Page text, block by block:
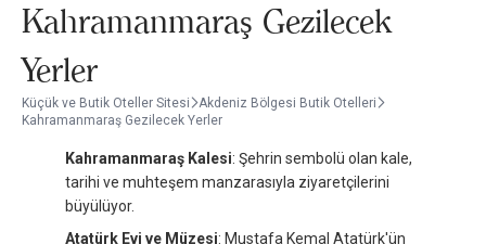
Kahramanmaraş Gezilecek
Yerler
Küçük ve Butik Oteller Sitesi
Akdeniz Bölgesi Butik Otelleri
Kahramanmaraş Gezilecek Yerler
Kahramanmaraş Kalesi: Şehrin sembolü olan kale,
tarihi ve muhteşem manzarasıyla ziyaretçilerini
büyülüyor.
Atatürk Evi ve Müzesi: Mustafa Kemal Atatürk'ün